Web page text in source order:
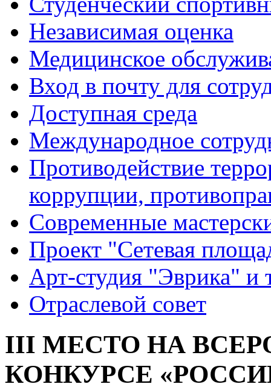
Независимая оценка
Медицинское
Вход в почту для
Доступная среда
Международное
Противодействие
коррупции,
Современные
Проект "Сетевая
Арт-студия "Эврика" и
Отраслевой совет
III МЕСТО НА
КОНКУРСЕ